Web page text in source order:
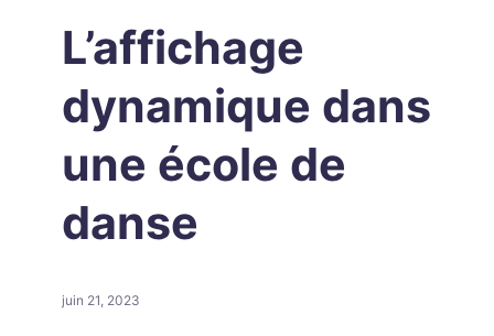
L’affichage
dynamique dans
une école de
danse
juin 21, 2023